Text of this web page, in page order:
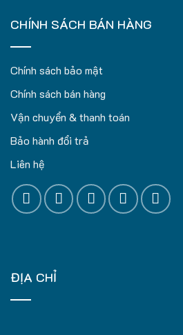
CHÍNH SÁCH BÁN HÀNG
Chính sách bảo mật
Chính sách bán hàng
Vận chuyển & thanh toán
Bảo hành đổi trả
Liên hệ
ĐỊA CHỈ